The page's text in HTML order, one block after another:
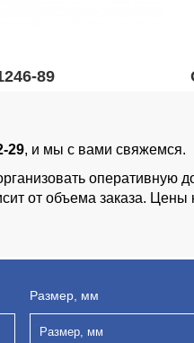
89
29, и мы с вами свяжемся.
оперативную
от объема заказа.
Размер, мм
Размер, мм